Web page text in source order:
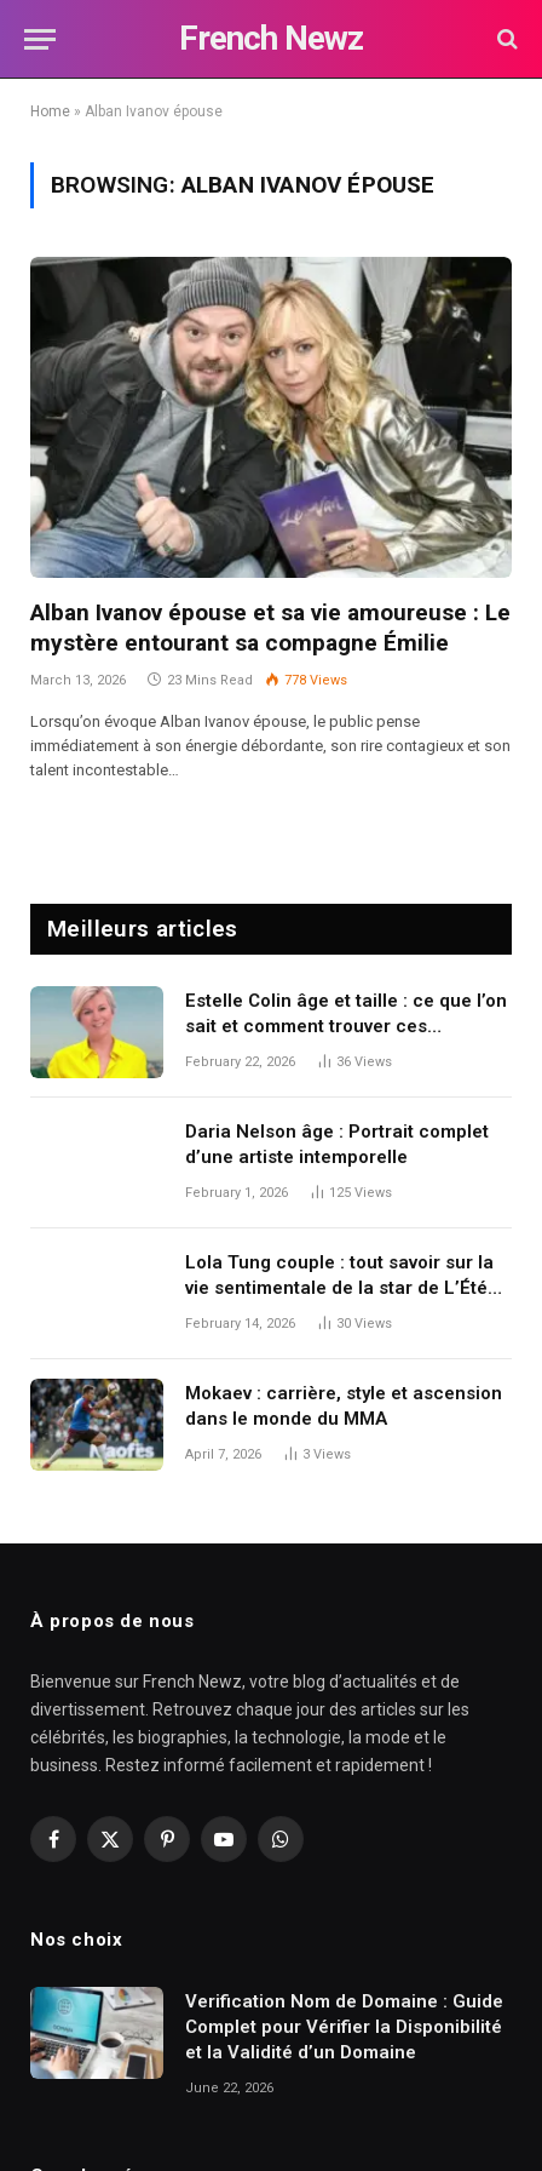
French Newz
Home » Alban Ivanov épouse
BROWSING:ALBAN IVANOV ÉPOUSE
Alban Ivanov épouse et sa vie amoureuse : Le
mystère entourant sa compagne Émilie
March 13, 2026 23 Mins Read 778 Views
Lorsqu’on évoque Alban Ivanov épouse, le public pense
immédiatement à son énergie débordante, son rire contagieux et son
talent incontestable…
Meilleurs articles
Estelle Colin âge et taille : ce que l’on
sait et comment trouver ces
informations
February 22, 2026 36 Views
Daria Nelson âge : Portrait complet
d’une artiste intemporelle
February 1, 2026 125 Views
Lola Tung couple : tout savoir sur la
vie sentimentale de la star de L’Été
où je suis devenue jolie
February 14, 2026 30 Views
Mokaev : carrière, style et ascension
dans le monde du MMA
April 7, 2026 3 Views
À propos de nous
Bienvenue sur French Newz, votre blog d’actualités et de
divertissement. Retrouvez chaque jour des articles sur les
célébrités, les biographies, la technologie, la mode et le
business. Restez informé facilement et rapidement !
Facebook
X
PinterestYouTubeWhatsApp
Nos choix
Verification Nom de Domaine : Guide
Complet pour Vérifier la Disponibilité
et la Validité d’un Domaine
June 22, 2026